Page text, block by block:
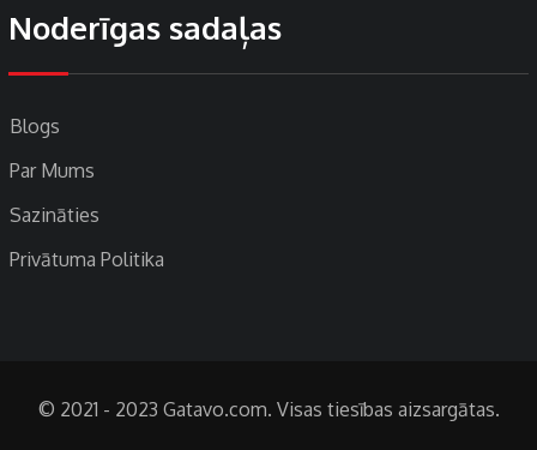
Noderīgas sadaļas
Blogs
Par Mums
Sazināties
Privātuma Politika
© 2021 - 2023 Gatavo.com. Visas tiesības aizsargātas.